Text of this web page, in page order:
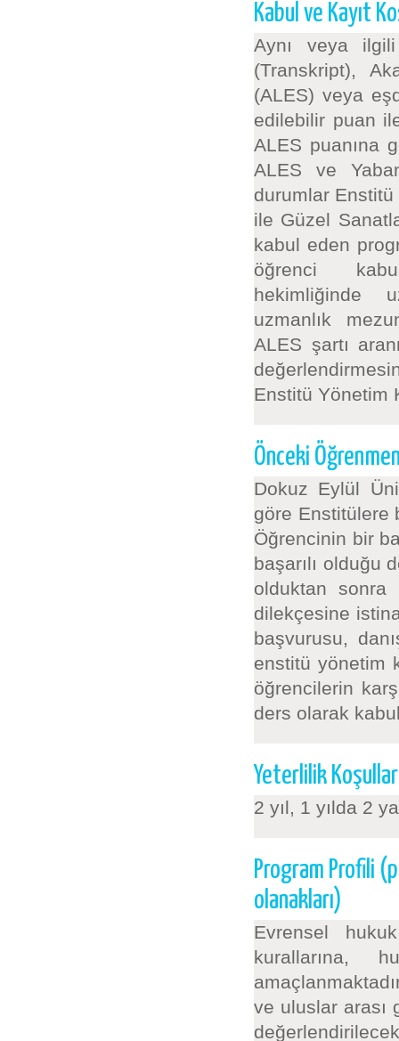
Kabul ve Kayıt
Aynı veya
(Transkript),
(ALES) veya
edilebilir puan
ALES puanına
ALES ve
durumlar Enstitü
ile Güzel
kabul eden
öğrenci
hekimliğinde
uzmanlık
ALES şartı
Enstitü Yönetim
Önceki
Dokuz Eylül
göre Enstitülere
Öğrencinin bir
başarılı olduğu
olduktan sonra
dilekçesine
başvurusu,
enstitü yönetim
öğrencilerin
ders olarak
Yeterlilik
2 yıl, 1 yılda 2
Program Profili
olanakları)
Evrensel
kurallarına,
ve uluslar arası